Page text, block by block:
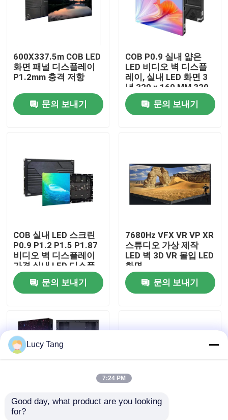
제품
비디오
우리 에 관한 것
공장 투어
품질 관리
저희와 연락
인용 을 요청 하십시오
600X337.5m COB LED
화면 패널 디스플레이
P1.2mm 충격 저항
문의 보내기
COB P0.9 실내 얇은
LED 비디오 벽 디스플
레이, 실내 LED 화면 3
년 320 × 160 MM,320
× 160 MM
문의 보내기
COB 실내 LED 스크린
P0.9 P1.2 P1.5 P1.87
비디오 벽 디스플레이
가격 실내 LED 디스플
레이 LED Cob 스크린
문의 보내기
7680Hz VFX VR VP XR
스튜디오 가상 제작
LED 벽 3D VR 몰입 LED
화면
문의 보내기
3D 스테이지 댄스 플로
Lucy Tang
7:24 PM
Good day, what product are you looking
for?